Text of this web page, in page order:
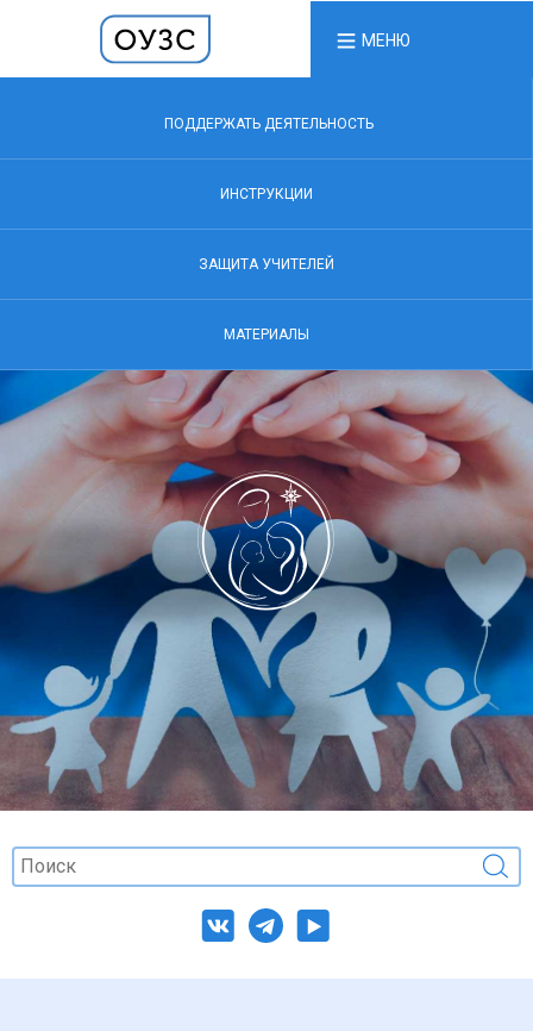
МЕНЮ
ПОДДЕРЖАТЬ ДЕЯТЕЛЬНОСТЬ
ИНСТРУКЦИИ
ЗАЩИТА УЧИТЕЛЕЙ
МАТЕРИАЛЫ